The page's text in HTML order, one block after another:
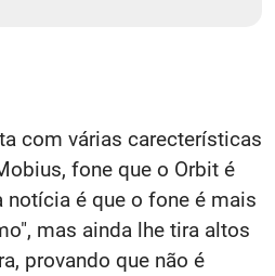
com várias carecterísticas
fone que o Orbit é
notícia é que o fone é mais
mas ainda lhe tira altos
provando que não é